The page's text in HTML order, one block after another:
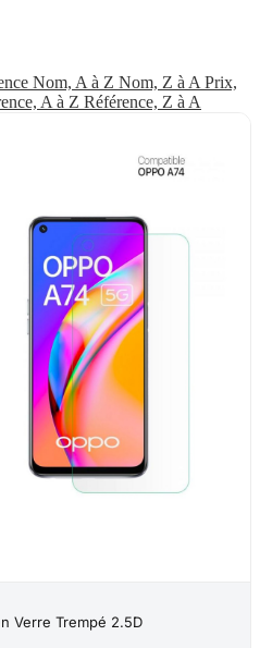
Nom, A à Z Nom, Z à A Prix,
A à Z Référence, Z à A
Verre Trempé 2.5D